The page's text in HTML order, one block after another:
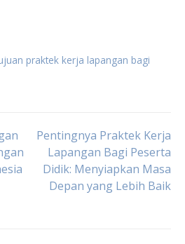
praktek kerja lapangan bagi
Pentingnya Praktek Kerja
Lapangan Bagi Peserta
Didik: Menyiapkan Masa
Depan yang Lebih Baik